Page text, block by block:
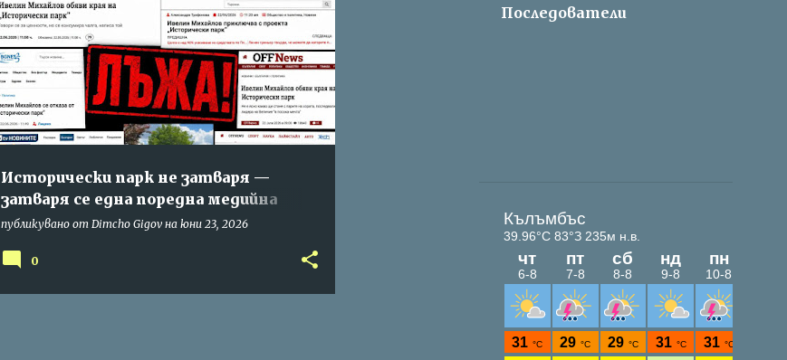
Исторически парк не затваря —
затваря се една поредна медийна
манипулация
публикувано от Dimcho Gigov на юни 23, 2026
ИСТОРИЧЕСКИ ПАРК
0
Последователи